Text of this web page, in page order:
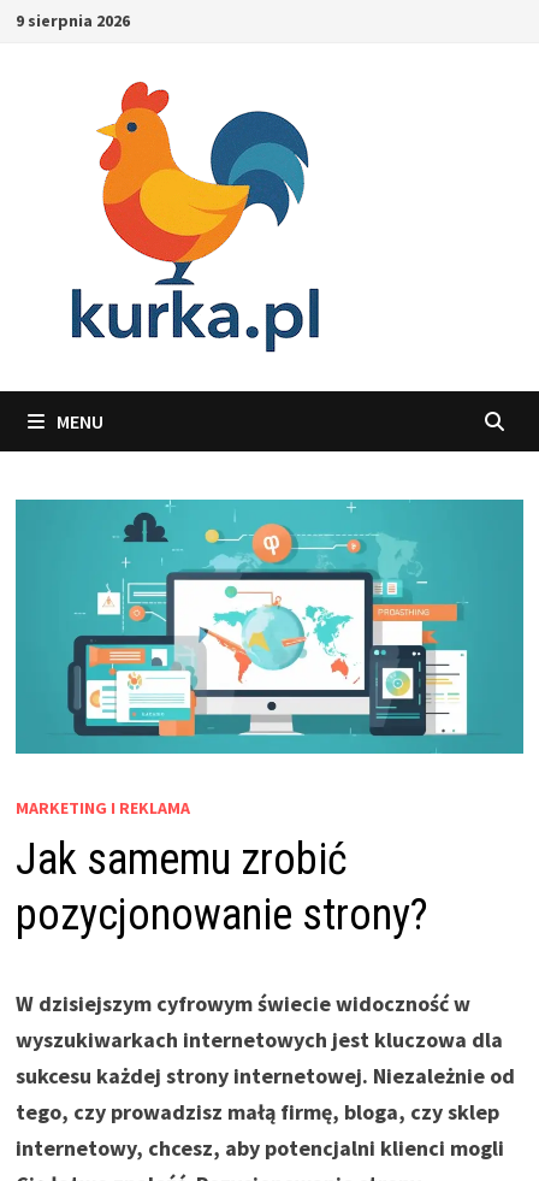
Skip9 sierpnia 2026
MENU
MARKETING I REKLAMA
Jak samemu zrobić
pozycjonowanie strony?
W dzisiejszym cyfrowym świecie widoczność w
wyszukiwarkach internetowych jest kluczowa dla
sukcesu każdej strony internetowej. Niezależnie od
tego, czy prowadzisz małą firmę, bloga, czy sklep
internetowy, chcesz, aby potencjalni klienci mogli